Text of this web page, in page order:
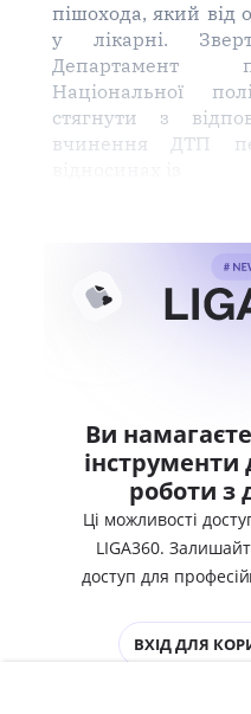
пішохода, який від
у лікарні.
Департамент
Національної
стягнути з
вчинення ДТП
Ви
інструменти
роботи з
Ці можливості
LIGA360.
доступ для
ВХІД ДЛЯ
ХОЧУ СПРОБУВАТИ